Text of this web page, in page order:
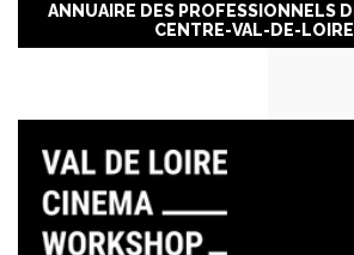
ANNUAIRE DES PROFESSIONNELS
CENTRE-VAL-DE-LOIRE